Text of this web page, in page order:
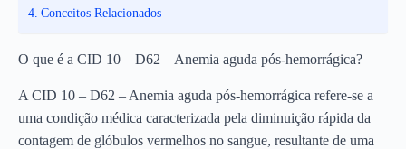
Conceitos Relacionados
O que é a CID 10 – D62 – Anemia aguda pós-hemorrágica?
A CID 10 – D62 – Anemia aguda pós-hemorrágica refere-se a
uma condição médica caracterizada pela diminuição rápida da
contagem de glóbulos vermelhos no sangue, resultante de uma